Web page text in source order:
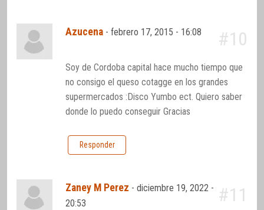
Azucena -febrero 17, 2015 - 16:08 #10
Soy de Cordoba capital hace mucho tiempo que
no consigo el queso cotagge en los grandes
supermercados :Disco Yumbo ect. Quiero saber
donde lo puedo conseguir Gracias
Responder
Zaney M Perez -diciembre 19, 2022 -
20:53
#11